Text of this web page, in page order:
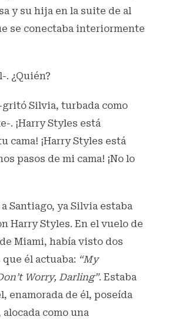
y su hija en la suite de al
se conectaba interiormente
. ¿Quién?
gritó Silvia, turbada como
. ¡Harry Styles está
cama! ¡Harry Styles está
pasos de mi cama! ¡No lo
Santiago, ya Silvia estaba
Harry Styles. En el vuelo de
Miami, había visto dos
él actuaba: “My
Worry, Darling”. Estaba
enamorada de él, poseída
como una